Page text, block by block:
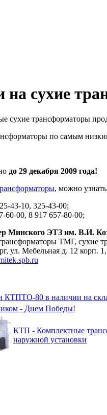
на сухие
сухие трансформаторы
по самым
до 29 декабря 2009 года!
, можно
43-10, 325-43-00;
60-00, 8 917 657-80-00;
ЭТЗ им. В.И.
ТМГ,
ул. Мебельная д. 12 корп.
80 в наличии на
- Днем Победы!
КТП - Комплектные
наружной установки